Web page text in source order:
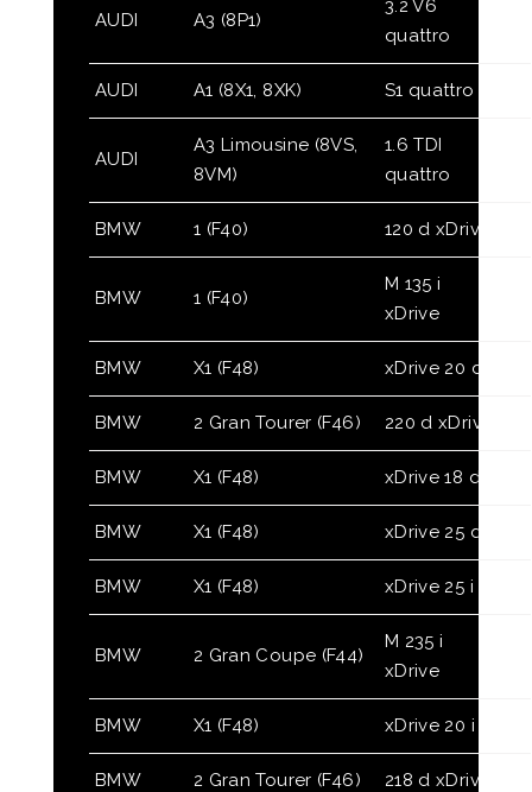
AUDI A3 (8P1)
3.2 V6
quattro
AUDI A1 (8X1, 8XK) S1 quattro
AUDI
A3 Limousine (8VS,
8VM)
1.6 TDI
quattro
BMW 1 (F40) 120 d xDrive
BMW 1 (F40)
M 135 i
xDrive
BMW X1 (F48) xDrive 20 d
BMW 2 Gran Tourer (F46) 220 d xDrive
BMW X1 (F48) xDrive 18 d
BMW X1 (F48) xDrive 25 d
BMW X1 (F48) xDrive 25 i
BMW 2 Gran Coupe (F44)
M 235 i
xDrive
BMW X1 (F48) xDrive 20 i
BMW 2 Gran Tourer (F46) 218 d xDrive